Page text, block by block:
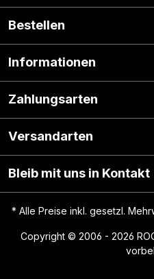
Bestellen
Informationen
Zahlungsarten
Versandarten
Bleib mit uns in Kontakt
* Alle Preise inkl. gesetzl.
Copyright © 2006 - 2026